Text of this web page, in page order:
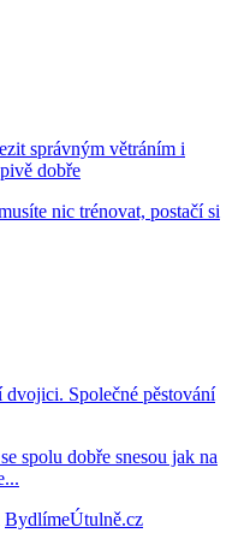
správným větráním i
dobře
nic trénovat, postačí si
Společné pěstování
spolu dobře snesou jak na
BydlímeÚtulně.cz